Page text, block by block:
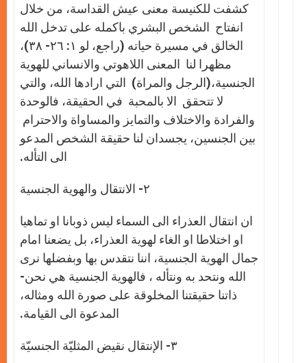
كشفت للكنيسة معنى عيش القداسة، من خلال
انفتاح الشخص البشري باكمله على تدخل الله
الخالق في مسيرة حياته (راجع، لو ١: ٢٦- ٣٨)،
مظهرا لنا المعنى اللاهوتي والانساني للهوية
الجنسية،(الرجل والمراة) التي ارادها الله، والتي
لا تتحقق الا بالمحبة في الحقيقة، فالوحدة
والفرادة والاختلاف والتمايز والمساواة والاحترام
بين الجنسين، يجسدان لنا حقيقة الشخص المدعو
الى التأله.
٢- الانتقال والهوية الجنسية
ان انتقال العذراء الى السماء ليس ذوبانا او تماهيا
او اختلاطا او الغاء لهوية العذراء، بل يضعنا امام
جمال الهوية الجنسية، اننا نتقدس بها وبفضلها نرى
الله ونتحد به ونتأله ، فالهوية الجنسية هي نحن-
ذاتنا حقيقتنا المخلوقة على صورة الله ومثاله،
المدعوة الى القيامة.
٣- الإنتقال نقيض المثليّة الجنسيّة